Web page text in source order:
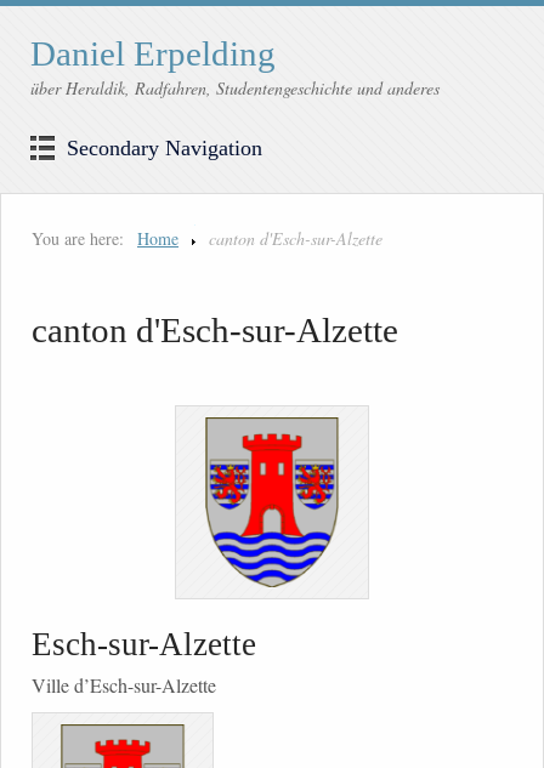
Daniel Erpelding
über Heraldik, Radfahren, Studentengeschichte und anderes
Secondary Navigation
You are here: Home canton d'Esch-sur-Alzette
canton d'Esch-sur-Alzette
Esch-sur-Alzette
Ville d’Esch-sur-Alzette